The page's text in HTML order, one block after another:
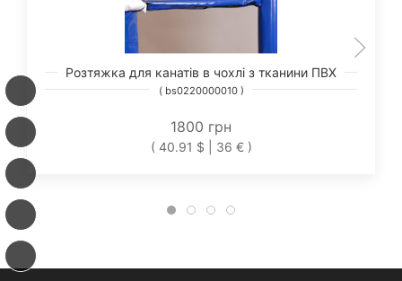
Розтяжка для канатів в чохлі з тканини ПВХ
( bs0220000010 )
1800 грн
( 40.91 $ | 36 € )